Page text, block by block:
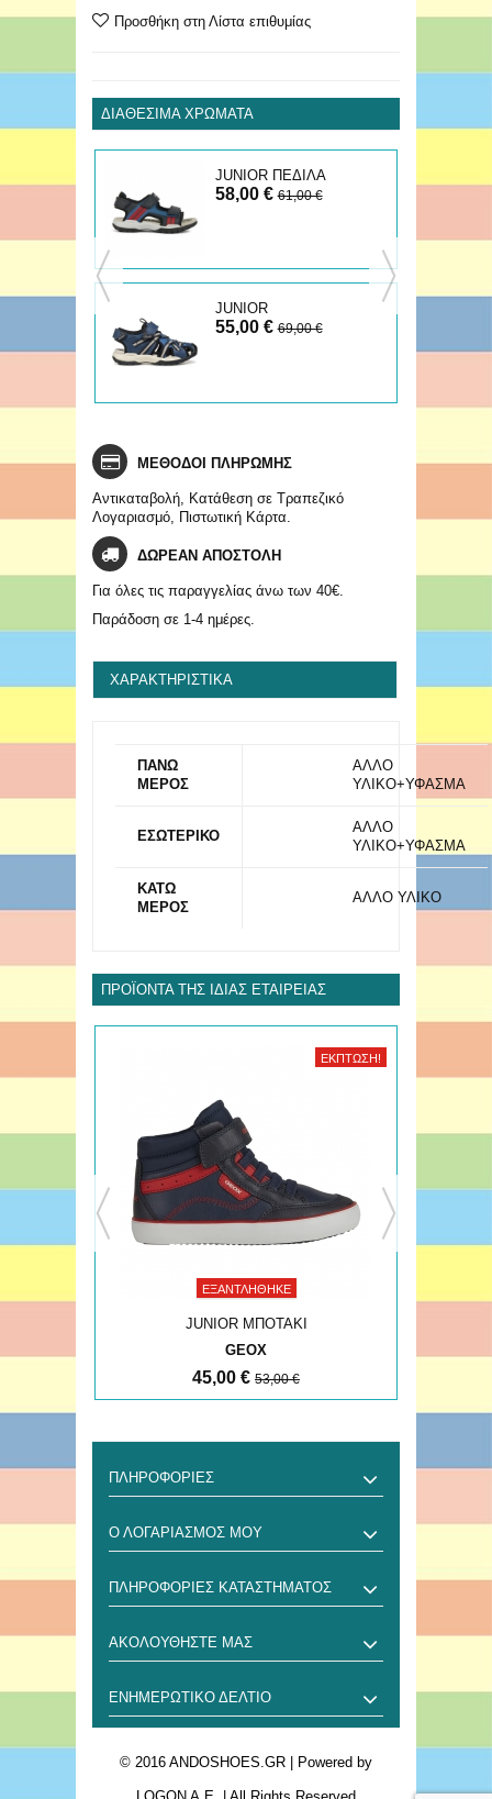
Προσθήκη στη Λίστα επιθυμίας
ΔΙΑΘΈΣΙΜΑ ΧΡΏΜΑΤΑ
JUNIOR ΠΕΔΙΛΑ
BOREALIS
58,00 €61,00 €
JUNIOR
ΠΑΠΟΥΤΣΟΠΕΔΙΛΟ
55,00 €69,00 €
ΜΕΘΟΔΟΙ ΠΛΗΡΩΜΗΣ
Αντικαταβολή, Κατάθεση σε Τραπεζικό
Λογαριασμό, Πιστωτική Κάρτα.
ΔΩΡΕΑΝ ΑΠΟΣΤΟΛΗ
Για όλες τις παραγγελίας άνω των 40€.
Παράδοση σε 1-4 ημέρες.
ΧΑΡΑΚΤΗΡΙΣΤΙΚΆ
ΠΑΝΩ
ΜΕΡΟΣ
ΑΛΛΟ
ΥΛΙΚΟ+ΥΦΑΣΜΑ
ΕΣΩΤΕΡΙΚΟ
ΑΛΛΟ
ΥΛΙΚΟ+ΥΦΑΣΜΑ
ΚΑΤΩ
ΜΕΡΟΣ
ΑΛΛΟ ΥΛΙΚΟ
ΠΡΟΪΌΝΤΑ ΤΗΣ ΊΔΙΑΣ ΕΤΑΙΡΕΊΑΣ
ΈΚΠΤΩΣΗ!
ΕΞΑΝΤΛΉΘΗΚΕ
JUNIOR ΜΠΟΤΑΚΙ
GEOX
45,00 € 53,00 €
ΠΛΗΡΟΦΟΡΊΕΣ
Ο ΛΟΓΑΡΙΑΣΜΌΣ ΜΟΥ
ΠΛΗΡΟΦΟΡΊΕΣ ΚΑΤΑΣΤΉΜΑΤΟΣ
ΑΚΟΛΟΥΘΉΣΤΕ ΜΑΣ
ΕΝΗΜΕΡΩΤΙΚΌ ΔΕΛΤΊΟ
© 2016 ANDOSHOES.GR | Powered by